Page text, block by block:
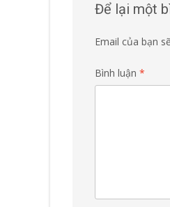
Để lại một
Email của bạn
Bình luận *